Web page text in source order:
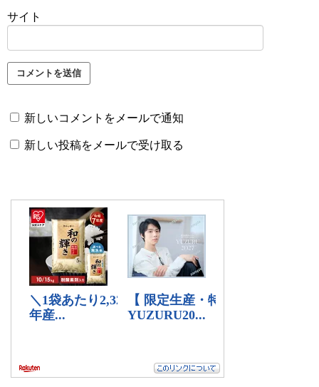
サイト
新しいコメントをメールで通知
新しい投稿をメールで受け取る